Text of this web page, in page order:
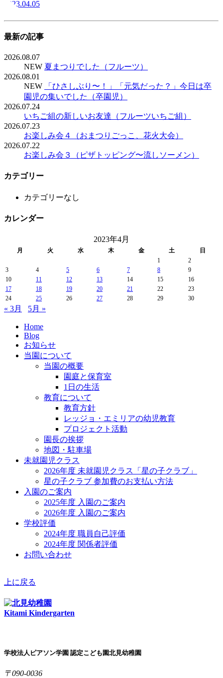
2023.04.05
最新の記事
2026.08.07
NEW 夏まつりでした（フルーツ）
2026.08.01
NEW
「ひさしぶり〜！」「元気だった？」今日は卒
園児の集いでした（卒園児）
2026.07.24
いちご組の新しいお友達（フルーツいちご組）
2026.07.23
お楽しみ会４（おまつりごっこ、花火大会）
2026.07.22
お楽しみ会３（ピザトッピング〜流しソーメン）
カテゴリー
カテゴリーなし
カレンダー
2023年4月
月 火 水 木 金 土
日
1
2
3
4 5 6 7 8
9
10
11 12 13 14 15
16
17
18 19 20 21 22
23
24
25 26 27 28 29 30
« 3月 5月 »
Home
Blog
お知らせ
当園について
当園の概要
園庭と保育室
1日の生活
教育について
教育方針
レッジョ・エミリアの幼児教育
プロジェクト活動
園長の挨拶
地図・駐車場
未就園児クラス
2026年度 未就園児クラス「星の子クラブ」
星の子クラブ 参加費のお支払い方法
入園のご案内
2025年度 入園のご案内
2026年度 入園のご案内
学校評価
2024年度 職員自己評価
2024年度 関係者評価
お問い合わせ
上に戻る
Kitami Kindergarten
学校法人ピアソン学園 認定こども園北見幼稚園
〒090-0036